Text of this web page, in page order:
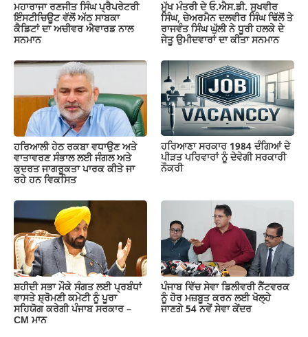
ਮਹਾਰਾਜਾ ਰਣਜੀਤ ਸਿੰਘ ਪ੍ਰੈਪਰੇਟਰੀ
ਇੰਸਟੀਚਿਊਟ ਵੱਲੋਂ ਅੱਠ ਸਾਬਕਾ
ਕੈਡਿਟਾਂ ਦਾ ਅਚੀਵਰ ਐਵਾਰਡ ਨਾਲ
ਸਨਮਾਨ
ਮੁੱਖ ਮੰਤਰੀ ਦੇ ਓ.ਐਸ.ਡੀ. ਸੁਖਵੀਰ
ਸਿੰਘ, ਚੇਅਰਮੈਨ ਦਲਵੀਰ ਸਿੰਘ ਢਿੱਲੋਂ ਤੇ
ਰਾਜਵੰਤ ਸਿੰਘ ਘੁੱਲੀ ਨੇ ਧੂਰੀ ਹਲਕੇ ਦੇ
ਜੇਤੂ ਉਮੀਦਵਾਰਾਂ ਦਾ ਕੀਤਾ ਸਨਮਾਨ
ਹਰਿਆਲੀ ਹੇਠ ਰਕਬਾ ਵਧਾਉਣ ਅਤੇ
ਵਾਤਾਵਰਣ ਸੰਭਾਲ ਲਈ ਜੰਗਲ ਅਤੇ
ਕੁਦਰਤ ਜਾਗਰੂਕਤਾ ਪਾਰਕ ਕੀਤੇ ਜਾ
ਰਹੇ ਹਨ ਵਿਕਸਿਤ
ਹਰਿਆਣਾ ਸਰਕਾਰ 1984 ਦੰਗਿਆਂ ਦੇ
ਪੀੜਤ ਪਰਿਵਾਰਾਂ ਨੂੰ ਦੇਵੇਗੀ ਸਰਕਾਰੀ
ਨੌਕਰੀ
ਸ਼ਹੀਦੀ ਸਭਾ ਮੌਕੇ ਸੰਗਤ ਲਈ ਪ੍ਰਬੰਧਾਂ
ਵਾਸਤੇ ਸ਼੍ਰੋਮਣੀ ਕਮੇਟੀ ਨੂੰ ਪੂਰਾ
ਸਹਿਯੋਗ ਕਰੇਗੀ ਪੰਜਾਬ ਸਰਕਾਰ –
CM ਮਾਨ
ਪੰਜਾਬ ਵਿੱਚ ਸੇਵਾ ਡਿਲੀਵਰੀ ਨੈੱਟਵਰਕ
ਨੂੰ ਹੋਰ ਮਜ਼ਬੂਤ ਕਰਨ ਲਈ ਖੋਲ੍ਹੇ
ਜਾਣਗੇ 54 ਨਵੇਂ ਸੇਵਾ ਕੇਂਦਰ